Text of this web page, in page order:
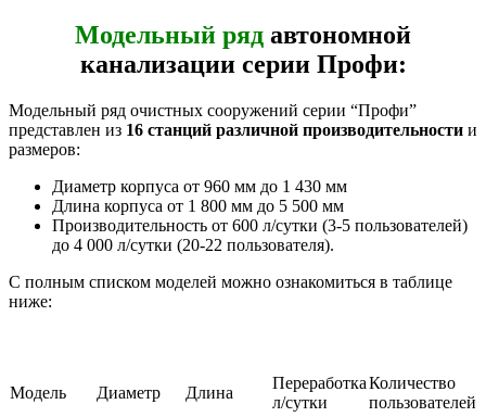
Модельный ряд автономной
канализации серии Профи:
Модельный ряд очистных сооружений серии “Профи”
представлен из 16 станций различной производительности и
размеров:
Диаметр корпуса от 960 мм до 1 430 мм
Длина корпуса от 1 800 мм до 5 500 мм
Производительность от 600 л/сутки (3-5 пользователей)
до 4 000 л/сутки (20-22 пользователя).
С полным списком моделей можно ознакомиться в таблице
ниже:
Модель Диаметр Длина
Переработка
л/сутки
Количество
пользователей